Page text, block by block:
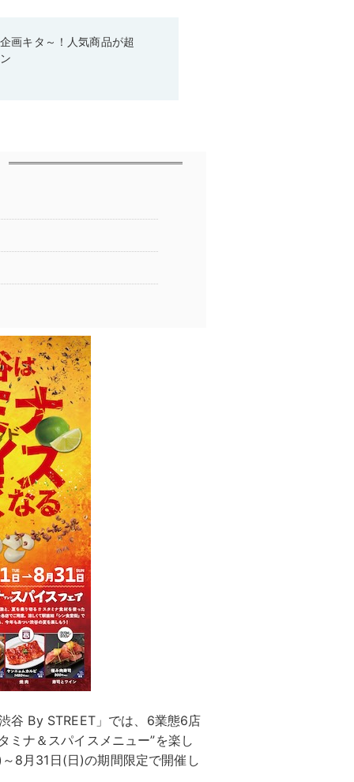
画キタ～！人気商品が超
谷 By STREET」では、6業態6店
ミナ＆スパイスメニュー”を楽し
8月31日(日)の期間限定で開催し